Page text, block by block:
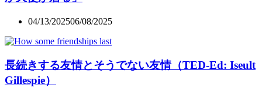
04/13/202506/08/2025
長続きする友情とそうでない友情（TED-Ed: Iseult
Gillespie）